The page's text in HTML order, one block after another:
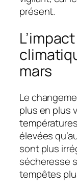
présent.
mars
Le
plus en plus
élevées
sont plus
sécheresse
tempêtes